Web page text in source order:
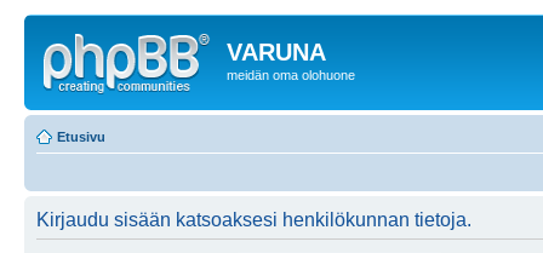
VARUNA
meidän oma olohuone
Etusivu
Kirjaudu sisään katsoaksesi henkilökunnan tietoja.